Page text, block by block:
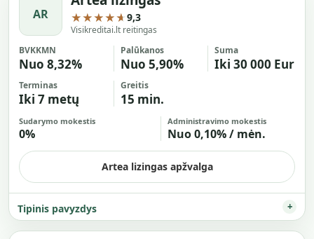
AR ★★★★★9,3
Visikreditai.lt reitingas
BVKKMN
Nuo 8,32%
Palūkanos
Nuo 5,90%
Suma
Iki 30 000 Eur
Terminas
Iki 7 metų
Greitis
15 min.
Sudarymo mokestis
0%
Administravimo mokestis
Nuo 0,10% / mėn.
Artea lizingas apžvalga
Tipinis pavyzdys